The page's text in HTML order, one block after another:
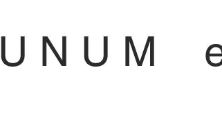
U N U
Telf: 96-
C/ Jaime